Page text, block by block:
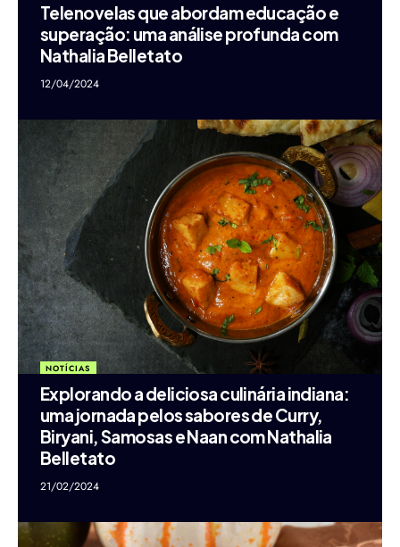
Telenovelas que abordam educação e
superação: uma análise profunda com
Nathalia Belletato
12/04/2024
NOTÍCIAS
Explorando a deliciosa culinária indiana:
uma jornada pelos sabores de Curry,
Biryani, Samosas e Naan com Nathalia
Belletato
21/02/2024